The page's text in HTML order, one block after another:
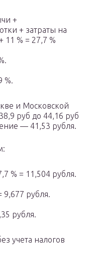
+
+ затраты на
11 % = 27,7 %
%.
и Московской
руб до 44,16 руб
— 41,53 рубля.
% = 11,504 рубля.
9,677 рубля.
рубля.
учета налогов